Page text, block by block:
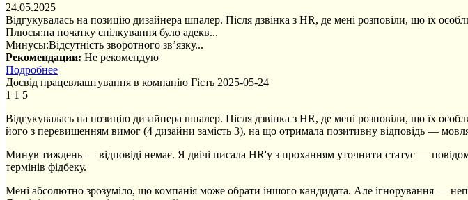
24.05.2025
Відгукувалась на позицію дизайнера шпалер. Після дзвінка з HR, де мені розповіли, що їх
Плюсы:на початку спілкування було адекв...
Минусы:Відсутність зворотного зв’язку...
Рекомендации: Не рекомендую
Подробнее
Досвід працевлаштування в компанію Гість 2025-05-24
1 1 5
Відгукувалась на позицію дизайнера шпалер. Після дзвінка з HR, де мені розповіли, що їх
його з перевищенням вимог (4 дизайни замість 3), на що отримала позитивну відповідь —
Минув тиждень — відповіді немає. Я двічі писала HR'у з проханням уточнити статус —
термінів фідбеку.
Мені абсолютно зрозуміло, що компанія може обрати іншого кандидата. Але ігнорування —